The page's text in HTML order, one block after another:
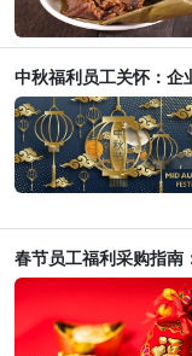
中秋福利员工关怀：企
春节员工福利采购指南